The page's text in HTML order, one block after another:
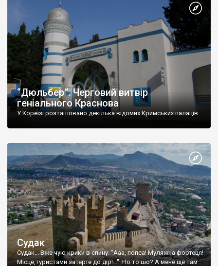
“Дюльбер”. Черговий витвір
геніального Краснова
У Кореїзі розташовано декілька відомих Кримських палаців.
Судак
Судак... Вже чую крики в спину: "Ааа, попса! Муляжна фортеця!
Місце,туристами затерте до дір!..." Но то шо? А мене ще там